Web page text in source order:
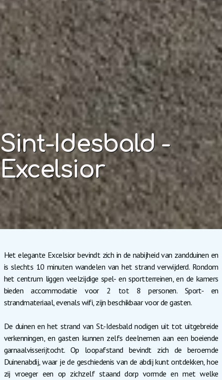
Sint-Idesbald -
Excelsior
Het elegante Excelsior bevindt zich in de nabijheid van zandduinen en
is slechts 10 minuten wandelen van het strand verwijderd. Rondom
het centrum liggen veelzijdige spel- en sportterreinen, en de kamers
bieden accommodatie voor 2 tot 8 personen. Sport- en
strandmateriaal, evenals wifi, zijn beschikbaar voor de gasten.
De duinen en het strand van St.-Idesbald nodigen uit tot uitgebreide
verkenningen, en gasten kunnen zelfs deelnemen aan een boeiende
garnaalvisserijtocht. Op loopafstand bevindt zich de beroemde
Duinenabdij, waar je de geschiedenis van de abdij kunt ontdekken, hoe
zij vroeger een op zichzelf staand dorp vormde en met welke